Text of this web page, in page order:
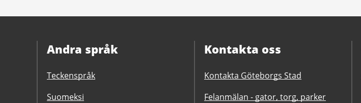
Andra språk
Teckenspråk
Suomeksi
Kontakta oss
Kontakta Göteborgs Stad
Felanmälan - gator, torg, parker